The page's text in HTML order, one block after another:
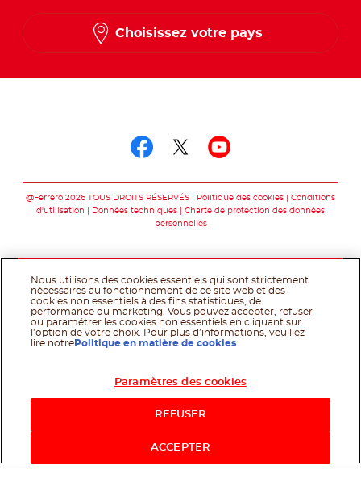
French
Choisissez votre pays
@Ferrero 2026 TOUS DROITS RÉSERVÉS Politique des cookies
Conditions
d'utilisation
Données techniques
Charte de protection des données
personnelles
Nous utilisons des cookies essentiels qui sont strictement
nécessaires au fonctionnement de ce site web et des
cookies non essentiels à des fins statistiques, de
performance ou marketing. Vous pouvez accepter, refuser
ou paramétrer les cookies non essentiels en cliquant sur
l’option de votre choix. Pour plus d’informations, veuillez
lire notre Politique en matière de cookies
Paramètres des cookies
REFUSER
ACCEPTER